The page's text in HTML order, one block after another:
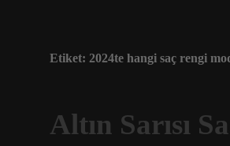
Etiket: 2024te hangi saç rengi
Altın Sarısı